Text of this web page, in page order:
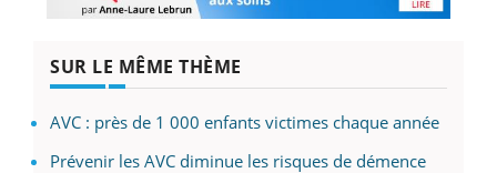
SUR LE MÊME THÈME
AVC : près de 1 000 enfants victimes chaque année
Prévenir les AVC diminue les risques de démence